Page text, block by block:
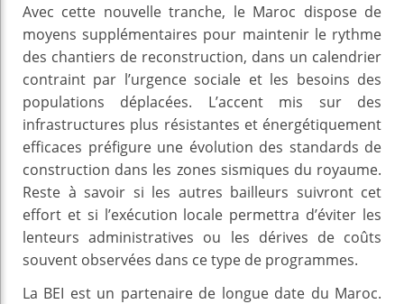
Avec cette nouvelle tranche, le Maroc dispose de
moyens supplémentaires pour maintenir le rythme
des chantiers de reconstruction, dans un calendrier
contraint par l’urgence sociale et les besoins des
populations déplacées. L’accent mis sur des
infrastructures plus résistantes et énergétiquement
efficaces préfigure une évolution des standards de
construction dans les zones sismiques du royaume.
Reste à savoir si les autres bailleurs suivront cet
effort et si l’exécution locale permettra d’éviter les
lenteurs administratives ou les dérives de coûts
souvent observées dans ce type de programmes.
La BEI est un partenaire de longue date du Maroc.